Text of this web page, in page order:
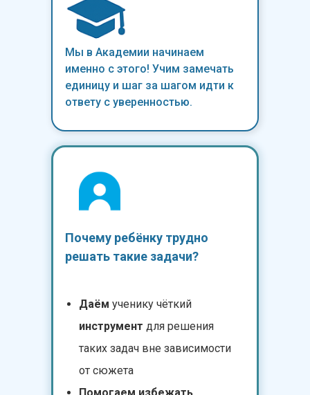
Даём ученику чёткий
инструмент для решения
таких задач вне зависимости
от сюжета
Почему ребёнку трудно
решать такие задачи?
Мы в Академии начинаем
именно с этого! Учим замечать
единицу и шаг за шагом идти к
ответу с уверенностью.